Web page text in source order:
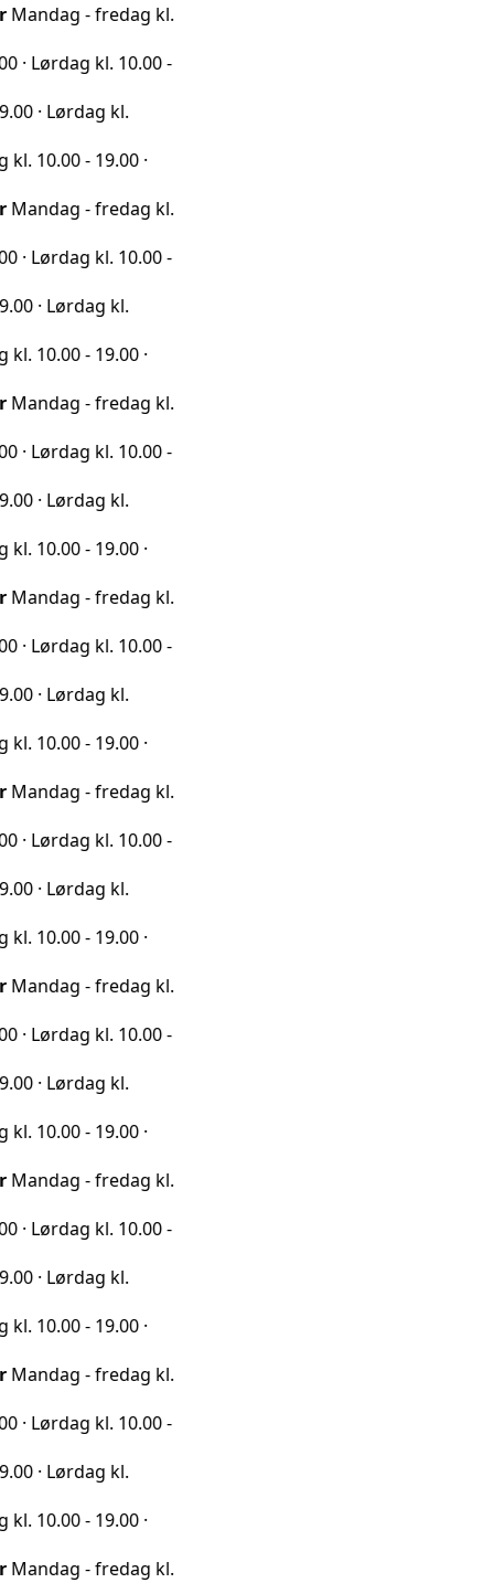
- fredag kl.
kl. 10.00 -
kl.
- 19.00 ·
- fredag kl.
kl. 10.00 -
kl.
- 19.00 ·
- fredag kl.
kl. 10.00 -
kl.
- 19.00 ·
- fredag kl.
kl. 10.00 -
kl.
- 19.00 ·
- fredag kl.
kl. 10.00 -
kl.
- 19.00 ·
- fredag kl.
kl. 10.00 -
kl.
- 19.00 ·
- fredag kl.
kl. 10.00 -
kl.
- 19.00 ·
- fredag kl.
kl. 10.00 -
kl.
- 19.00 ·
- fredag kl.